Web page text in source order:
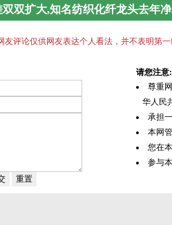
双扩大,知名纺织化纤龙头去年
友评论仅供网友表达个人看法，并不表明第
请您注意:
尊重
华人民
承担
本网
您在
参与